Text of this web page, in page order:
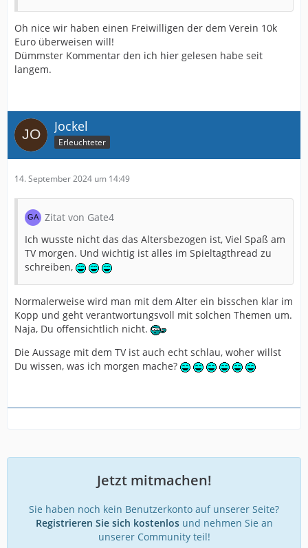
Oh nice wir haben einen Freiwilligen der dem Verein 10k
Euro überweisen will!
Dümmster Kommentar den ich hier gelesen habe seit
langem.
Jockel
Erleuchteter
14. September 2024 um 14:49
Zitat von Gate4
Ich wusste nicht das das Altersbezogen ist, Viel Spaß am
TV morgen. Und wichtig ist alles im Spieltagthread zu
schreiben,
Normalerweise wird man mit dem Alter ein bisschen klar im
Kopp und geht verantwortungsvoll mit solchen Themen um.
Naja, Du offensichtlich nicht.
Die Aussage mit dem TV ist auch echt schlau, woher willst
Du wissen, was ich morgen mache?
Jetzt mitmachen!
Sie haben noch kein Benutzerkonto auf unserer Seite?
Registrieren Sie sich kostenlosund nehmen Sie an
unserer Community teil!